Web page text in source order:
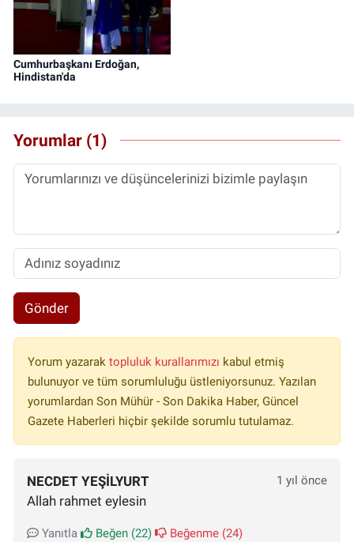
Cumhurbaşkanı Erdoğan,
Hindistan'da
Yorumlar (1)
Gönder
Yorum yazarak topluluk kurallarımızı kabul etmiş
bulunuyor ve tüm sorumluluğu üstleniyorsunuz. Yazılan
yorumlardan Son Mühür - Son Dakika Haber, Güncel
Gazete Haberleri hiçbir şekilde sorumlu tutulamaz.
NECDET YEŞİLYURT 1 yıl önce
Allah rahmet eylesin
Yanıtla Beğen (22) Beğenme (24)